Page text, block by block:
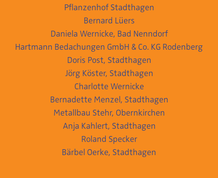
Pflanzenhof Stadthagen
Bernard Lüers
Daniela Wernicke, Bad Nenndorf
Hartmann Bedachungen GmbH & Co. KG Rodenberg
Doris Post, Stadthagen
Jörg Köster, Stadthagen
Charlotte Wernicke
Bernadette Menzel, Stadthagen
Metallbau Stehr, Obernkirchen
Anja Kahlert, Stadthagen
Roland Specker
Bärbel Oerke, Stadthagen